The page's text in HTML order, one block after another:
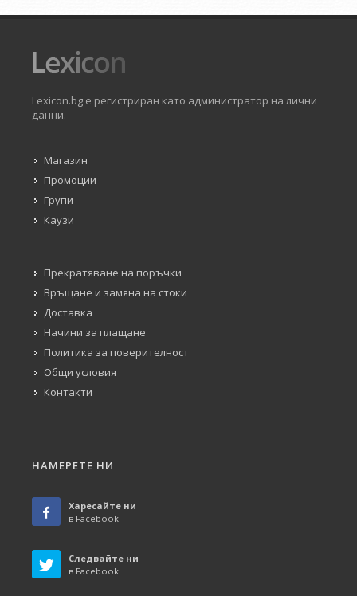
Lexicon.bg е регистриран като администратор на лични
данни.
Магазин
Промоции
Групи
Каузи
Прекратяване на поръчки
Връщане и замяна на стоки
Доставка
Начини за плащане
Политика за поверителност
Общи условия
Контакти
НАМЕРЕТЕ НИ
Харесайте ни
в Facebook
Следвайте ни
в Facebook